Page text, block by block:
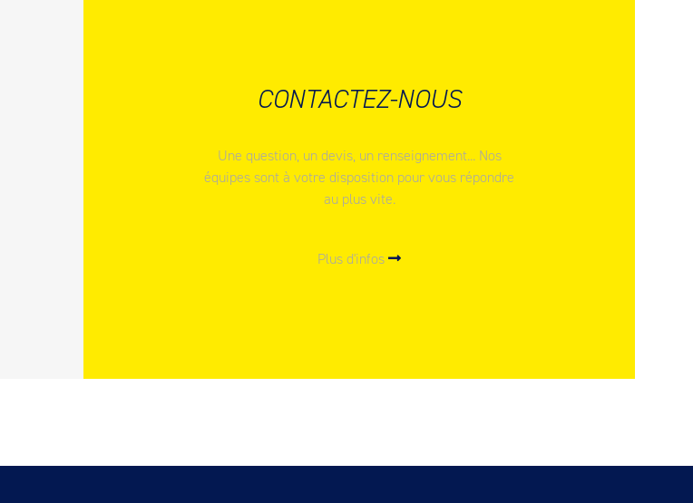
CONTACTEZ-NOUS
Une question, un devis, un renseignement... Nos
équipes sont à votre disposition pour vous répondre
au plus vite.
Plus d'infos